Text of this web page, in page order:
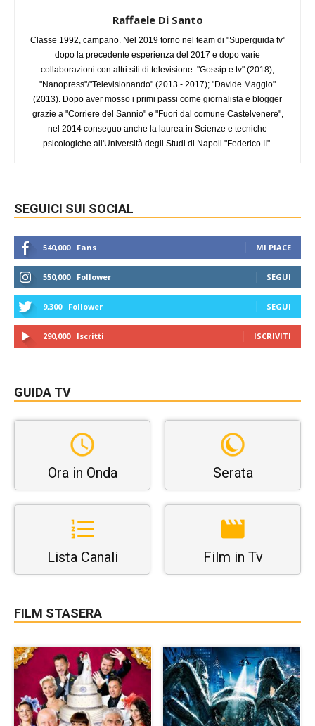
Raffaele Di Santo
Classe 1992, campano. Nel 2019 torno nel team di "Superguida tv"
dopo la precedente esperienza del 2017 e dopo varie
collaborazioni con altri siti di televisione: "Gossip e tv" (2018);
"Nanopress"/"Televisionando" (2013 - 2017); "Davide Maggio"
(2013). Dopo aver mosso i primi passi come giornalista e blogger
grazie a "Corriere del Sannio" e "Fuori dal comune Castelvenere",
nel 2014 conseguo anche la laurea in Scienze e tecniche
psicologiche all'Università degli Studi di Napoli "Federico II".
SEGUICI SUI SOCIAL
540,000 Fans MI PIACE
550,000 Follower SEGUI
9,300 Follower SEGUI
290,000 Iscritti ISCRIVITI
GUIDA TV
Ora in Onda Serata
Lista Canali Film in Tv
FILM STASERA